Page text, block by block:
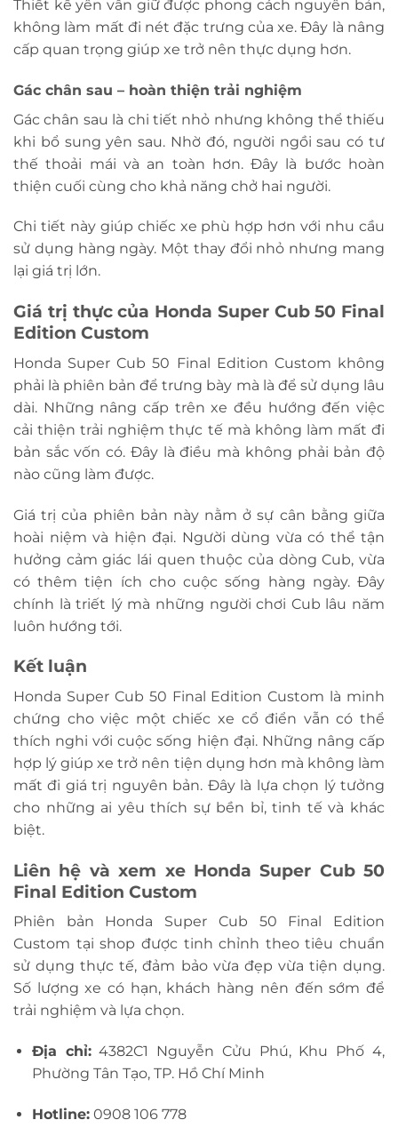
Thiết kế yên vẫn giữ được phong cách nguyên bản,
không làm mất đi nét đặc trưng của xe. Đây là nâng
cấp quan trọng giúp xe trở nên thực dụng hơn.
Gác chân sau – hoàn thiện trải nghiệm
Gác chân sau là chi tiết nhỏ nhưng không thể thiếu
khi bổ sung yên sau. Nhờ đó, người ngồi sau có tư
thế thoải mái và an toàn hơn. Đây là bước hoàn
thiện cuối cùng cho khả năng chở hai người.
Chi tiết này giúp chiếc xe phù hợp hơn với nhu cầu
sử dụng hàng ngày. Một thay đổi nhỏ nhưng mang
lại giá trị lớn.
Giá trị thực của Honda Super Cub 50 Final
Edition Custom
Honda Super Cub 50 Final Edition Custom không
phải là phiên bản để trưng bày mà là để sử dụng lâu
dài. Những nâng cấp trên xe đều hướng đến việc
cải thiện trải nghiệm thực tế mà không làm mất đi
bản sắc vốn có. Đây là điều mà không phải bản độ
nào cũng làm được.
Giá trị của phiên bản này nằm ở sự cân bằng giữa
hoài niệm và hiện đại. Người dùng vừa có thể tận
hưởng cảm giác lái quen thuộc của dòng Cub, vừa
có thêm tiện ích cho cuộc sống hàng ngày. Đây
chính là triết lý mà những người chơi Cub lâu năm
luôn hướng tới.
Kết luận
Honda Super Cub 50 Final Edition Custom là minh
chứng cho việc một chiếc xe cổ điển vẫn có thể
thích nghi với cuộc sống hiện đại. Những nâng cấp
hợp lý giúp xe trở nên tiện dụng hơn mà không làm
mất đi giá trị nguyên bản. Đây là lựa chọn lý tưởng
cho những ai yêu thích sự bền bỉ, tinh tế và khác
biệt.
Liên hệ và xem xe Honda Super Cub 50
Final Edition Custom
Phiên bản Honda Super Cub 50 Final Edition
Custom tại shop được tinh chỉnh theo tiêu chuẩn
sử dụng thực tế, đảm bảo vừa đẹp vừa tiện dụng.
Số lượng xe có hạn, khách hàng nên đến sớm để
trải nghiệm và lựa chọn.
Địa chỉ:4382C1 Nguyễn Cửu Phú, Khu Phố 4,
Phường Tân Tạo, TP. Hồ Chí Minh
Hotline:0908 106 778